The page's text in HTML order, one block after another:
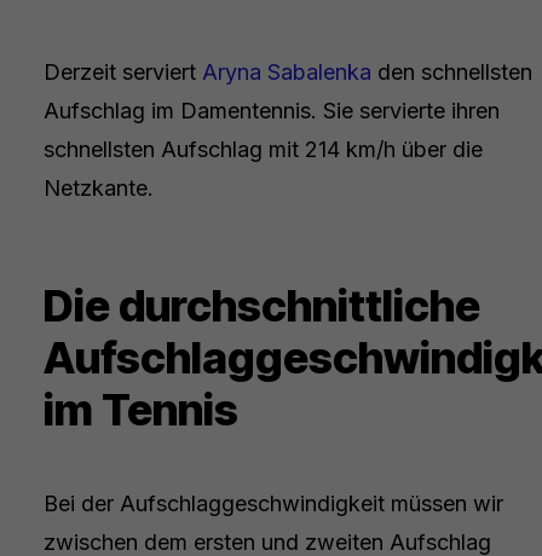
Derzeit serviert Aryna Sabalenka den schnellsten
Aufschlag im Damentennis. Sie servierte ihren
schnellsten Aufschlag mit 214 km/h über die
Netzkante.
Die durchschnittliche
im Tennis
Bei der Aufschlaggeschwindigkeit müssen wir
zwischen dem ersten und zweiten Aufschlag